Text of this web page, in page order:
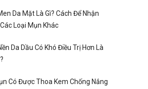
Da Mặt Là Gì? Cách Để Nhận
Loại Mụn Khác
Da Dầu Có Khó Điều Trị Hơn Là
Có Được Thoa Kem Chống Nắng